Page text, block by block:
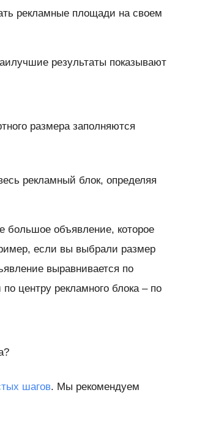
рекламные площади на своем
результаты показывают
размера заполняются
рекламный блок, определяя
объявление, которое
если вы выбрали размер
выравнивается по
центру рекламного блока – по
шагов. Мы рекомендуем